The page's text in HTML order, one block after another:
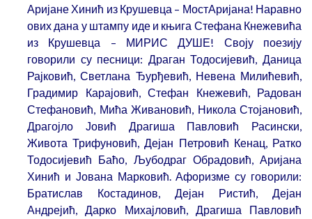
Аријане Хинић из Крушевца – МостАријана! Наравно
ових дана у штампу иде и књига Стефана Кнежевића
из Крушевца – МИРИС ДУШЕ! Своју поезију
говорили су песници: Драган Тодосијевић, Даница
Рајковић, Светлана Ђурђевић, Невена Милићевић,
Градимир Карајовић, Стефан Кнежевић, Радован
Стефановић, Мића Живановић, Никола Стојановић,
Драгојло Јовић Драгиша Павловић Расински,
Живота Трифуновић, Дејан Петровић Кенац, Ратко
Тодосијевић Баћо, Љубодраг Обрадовић, Аријана
Хинић и Јована Марковић. Афоризме су говорили:
Братислав Костадинов, Дејан Ристић, Дејан
Андрејић, Дарко Михајловић, Драгиша Павловић